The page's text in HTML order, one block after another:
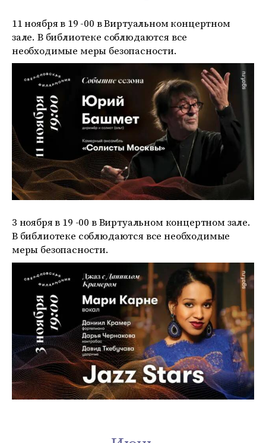
11 ноября в 19 -00 в Виртуальном концертном
зале. В библиотеке соблюдаются все
необходимые меры безопасности.
3 ноября в 19 -00 в Виртуальном концертном зале.
В библиотеке соблюдаются все необходимые
меры безопасности.